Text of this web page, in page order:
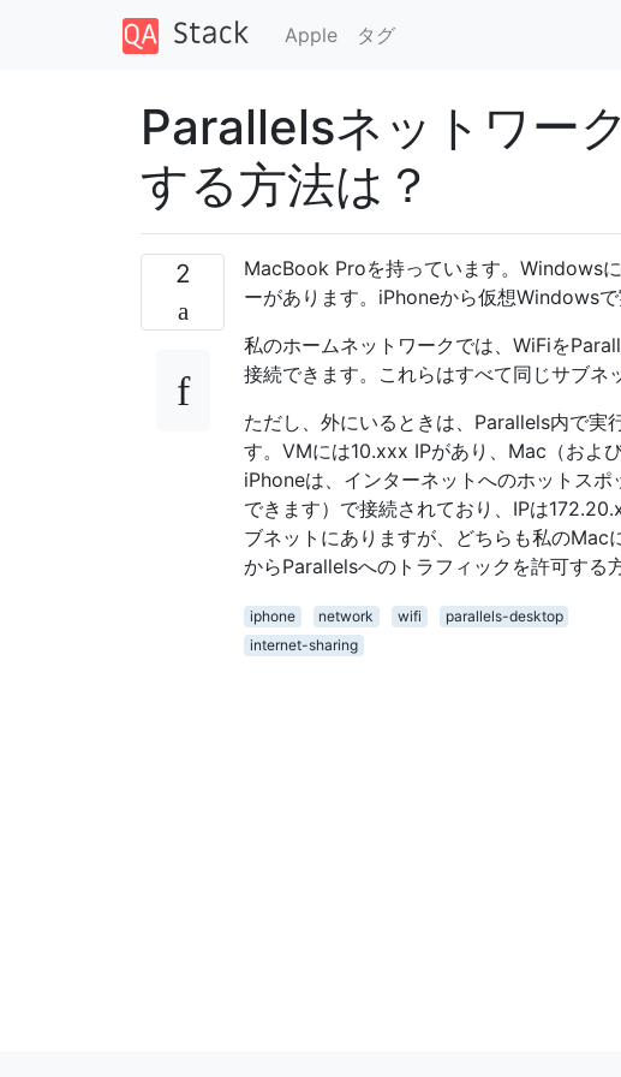
Apple タグ
Parallelsネットワー
する方法は？
2
MacBook Proを持っています。Windows
ーがあります。iPhoneから仮想Windows
私のホームネットワークでは、WiFiを
接続できます。これらはすべて同じサブネ
ただし、外にいるときは、Parallels内で
す。VMには10.xxx IPがあり、Mac（およ
iPhoneは、インターネットへのホットス
できます）で接続されており、IPは
ブネットにありますが、どちらも私の
からParallelsへのトラフィックを許可する
iphone network wifi
parallels-desktop
internet-sharing